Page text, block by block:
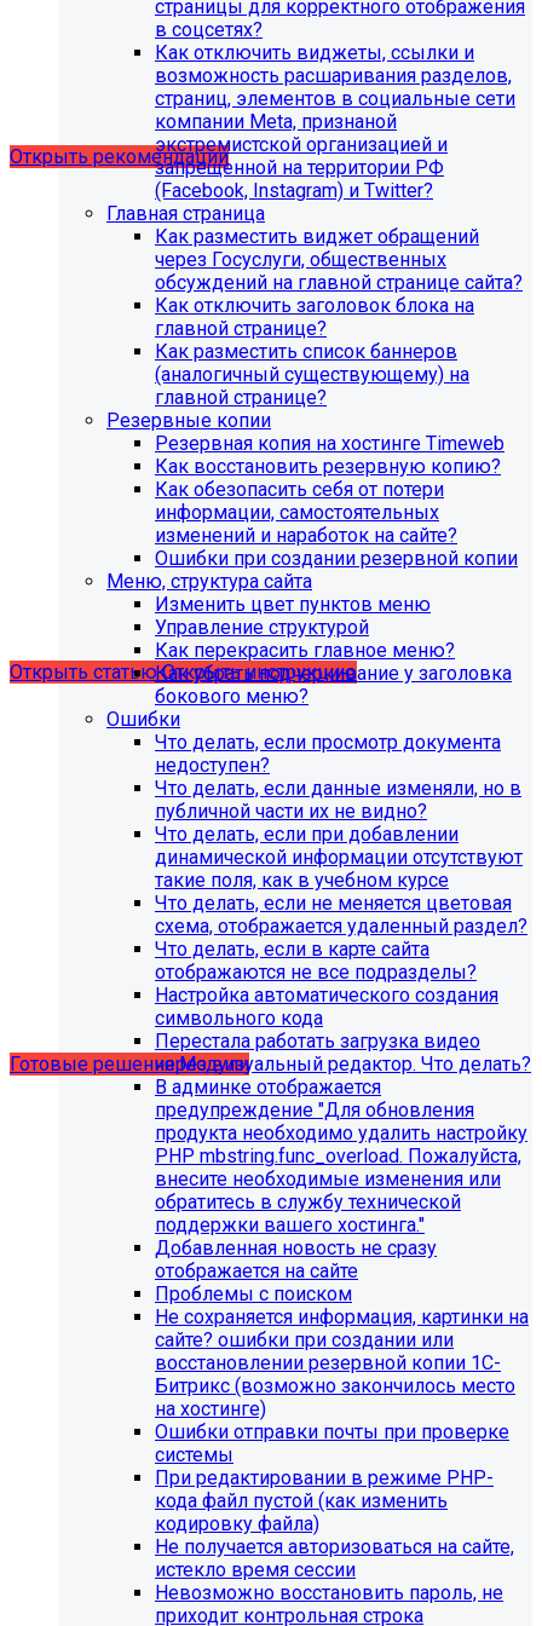
Рекомендации по безопасности
Открыть рекомендации
С 1 февраля 2023 года ограничена
поддержка продуктов 1С-Битрикс на
PHP версии ниже 8.0. Рекомендуемая
версия PHP - 8.1 и выше
Открыть статьюОткрыть инструкцию
Учебные курсы
по работе с готовыми решениями и модулями
размещены в разделе "Учебные курсы"
Готовые решенияМодули
Инструкция по удалению ссылок на
социальные сети
Для готовых решений на SIMAI-SF4:
SIMAI-SF4: Сайт библиотеки, SIMAI-SF4: Сайт
благотворительного фонда, SIMAI-SF4: Сайт города,
SIMAI-SF4: Сайт государственной организации, SIMAI-
SF4: Сайт дворца культуры, SIMAI-SF4: Сайт детского
страницы для корректного отображения
в соцсетях?
Как отключить виджеты, ссылки и
возможность расшаривания разделов,
страниц, элементов в социальные сети
компании Meta, признаной
экстремистской организацией и
запрещенной на территории РФ
(Facebook, Instagram) и Twitter?
Главная страница
Как разместить виджет обращений
через Госуслуги, общественных
обсуждений на главной странице сайта?
Как отключить заголовок блока на
главной странице?
Как разместить список баннеров
(аналогичный существующему) на
главной странице?
Резервные копии
Резервная копия на хостинге Timeweb
Как восстановить резервную копию?
Как обезопасить себя от потери
информации, самостоятельных
изменений и наработок на сайте?
Ошибки при создании резервной копии
Меню, структура сайта
Изменить цвет пунктов меню
Управление структурой
Как перекрасить главное меню?
Как убрать подчеркивание у заголовка
бокового меню?
Ошибки
Что делать, если просмотр документа
недоступен?
Что делать, если данные изменяли, но в
публичной части их не видно?
Что делать, если при добавлении
динамической информации отсутствуют
такие поля, как в учебном курсе
Что делать, если не меняется цветовая
схема, отображается удаленный раздел?
Что делать, если в карте сайта
отображаются не все подразделы?
Настройка автоматического создания
символьного кода
Перестала работать загрузка видео
через визуальный редактор. Что делать?
В админке отображается
предупреждение "Для обновления
продукта необходимо удалить настройку
PHP mbstring.func_overload. Пожалуйста,
внесите необходимые изменения или
обратитесь в службу технической
поддержки вашего хостинга."
Добавленная новость не сразу
отображается на сайте
Проблемы с поиском
Не сохраняется информация, картинки на
сайте? ошибки при создании или
восстановлении резервной копии 1С-
Битрикс (возможно закончилось место
на хостинге)
Ошибки отправки почты при проверке
системы
При редактировании в режиме PHP-
кода файл пустой (как изменить
кодировку файла)
Не получается авторизоваться на сайте,
истекло время сессии
Невозможно восстановить пароль, не
приходит контрольная строка